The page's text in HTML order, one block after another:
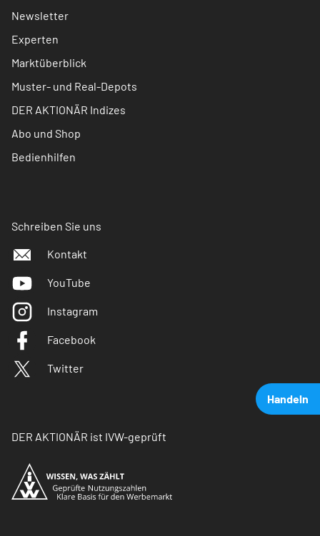
Handeln
Newsletter
Experten
Marktüberblick
Muster- und Real-Depots
DER AKTIONÄR Indizes
Abo und Shop
Bedienhilfen
Schreiben Sie uns
Kontakt
YouTube
Instagram
Facebook
Twitter
DER AKTIONÄR ist IVW-geprüft